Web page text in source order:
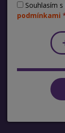
Souhlasím s
podmínkami